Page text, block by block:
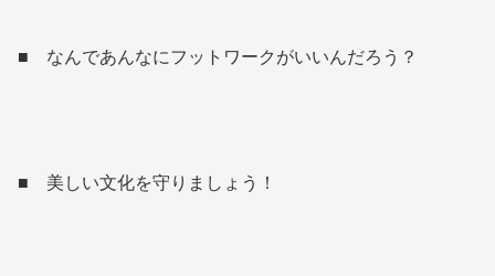
■ なんであんなにフットワークがいいんだろう？
■ 美しい文化を守りましょう！